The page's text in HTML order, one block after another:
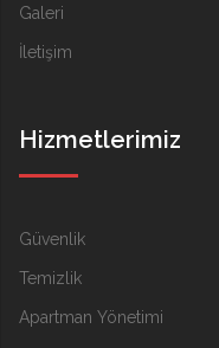
Galeri
İletişim
Hizmetlerimiz
Güvenlik
Temizlik
Apartman Yönetimi